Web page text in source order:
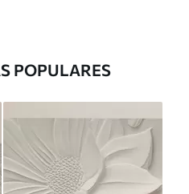
POPULARES